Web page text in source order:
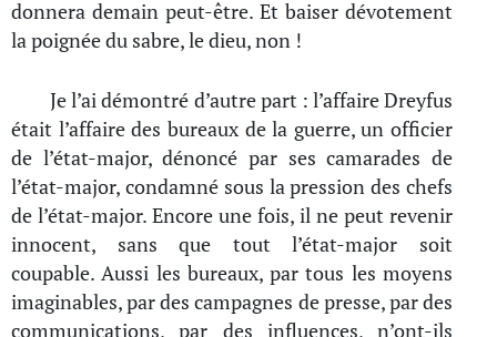
donnera demain peut-être. Et baiser dévotement
la poignée du sabre, le dieu, non !
Je l’ai démontré d’autre part : l’affaire Dreyfus
était l’affaire des bureaux de la guerre, un officier
de l’état-major, dénoncé par ses camarades de
l’état-major, condamné sous la pression des chefs
de l’état-major. Encore une fois, il ne peut revenir
innocent, sans que tout l’état-major soit
coupable. Aussi les bureaux, par tous les moyens
imaginables, par des campagnes de presse, par des
communications, par des influences, n’ont-ils